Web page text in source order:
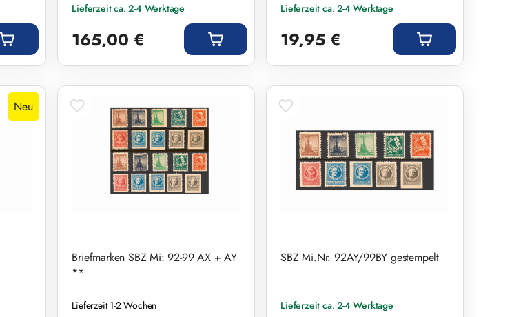
Lieferzeit ca. 2-4 Werktage
165,00 €
Lieferzeit ca. 2-4 Werktage
19,95 €
Neu
Briefmarken SBZ Mi: 92-99 AX + AY
**
Lieferzeit 1-2 Wochen
SBZ Mi.Nr. 92AY/99BY gestempelt
Lieferzeit ca. 2-4 Werktage